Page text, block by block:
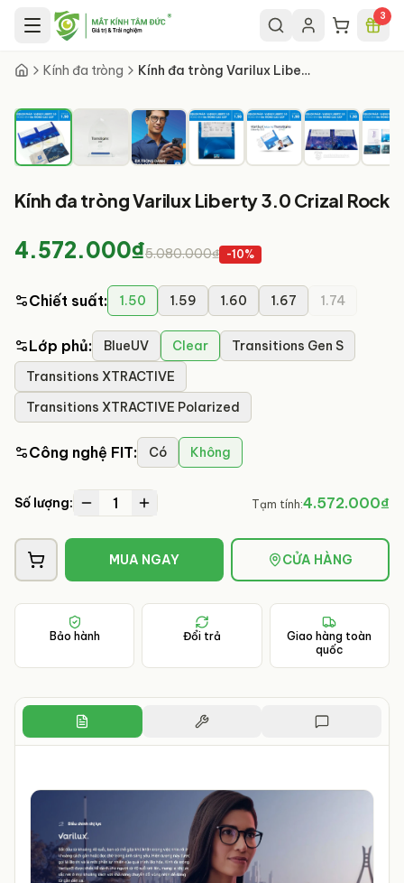
Chuyển đến nội dung chính 3
Kính đa tròng Kính đa tròng Varilux Liberty 3.0 Crizal Rock
Kính đa tròng Varilux Liberty 3.0 Crizal Rock
4.572.000₫5.080.000₫ -10%
Chiết suất: 1.50 1.59 1.60 1.67 1.74
Lớp phủ: BlueUV Clear
Transitions Gen S
Transitions XTRACTIVE
Transitions XTRACTIVE Polarized
Công nghệ FIT: Có Không
Số lượng: 1 Tạm tính:4.572.000₫
MUA NGAY CỬA HÀNG
Bảo hành Đổi trả
Giao hàng toàn
quốc